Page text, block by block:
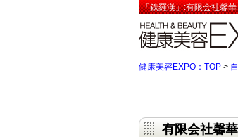
「鉄羅漢」:有限会社馨
健康美容EXPO：TOP >
有限会社馨華